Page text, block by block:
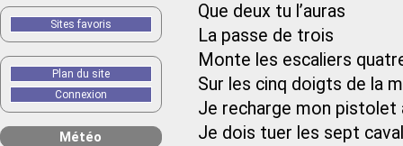
Que deux tu l’auras
La passe de trois
Monte les escaliers
Sur les cinq doigts de la
Je recharge mon pistolet
Je dois tuer les sept
Sites favoris
Plan du site
Connexion
Météo